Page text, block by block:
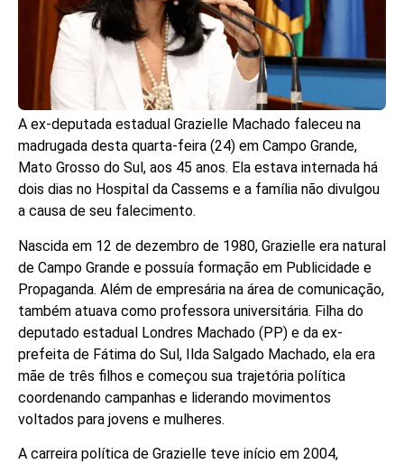
A ex-deputada estadual Grazielle Machado faleceu na
madrugada desta quarta-feira (24) em Campo Grande,
Mato Grosso do Sul, aos 45 anos. Ela estava internada há
dois dias no Hospital da Cassems e a família não divulgou
a causa de seu falecimento.
Nascida em 12 de dezembro de 1980, Grazielle era natural
de Campo Grande e possuía formação em Publicidade e
Propaganda. Além de empresária na área de comunicação,
também atuava como professora universitária. Filha do
deputado estadual Londres Machado (PP) e da ex-
prefeita de Fátima do Sul, Ilda Salgado Machado, ela era
mãe de três filhos e começou sua trajetória política
coordenando campanhas e liderando movimentos
voltados para jovens e mulheres.
A carreira política de Grazielle teve início em 2004,